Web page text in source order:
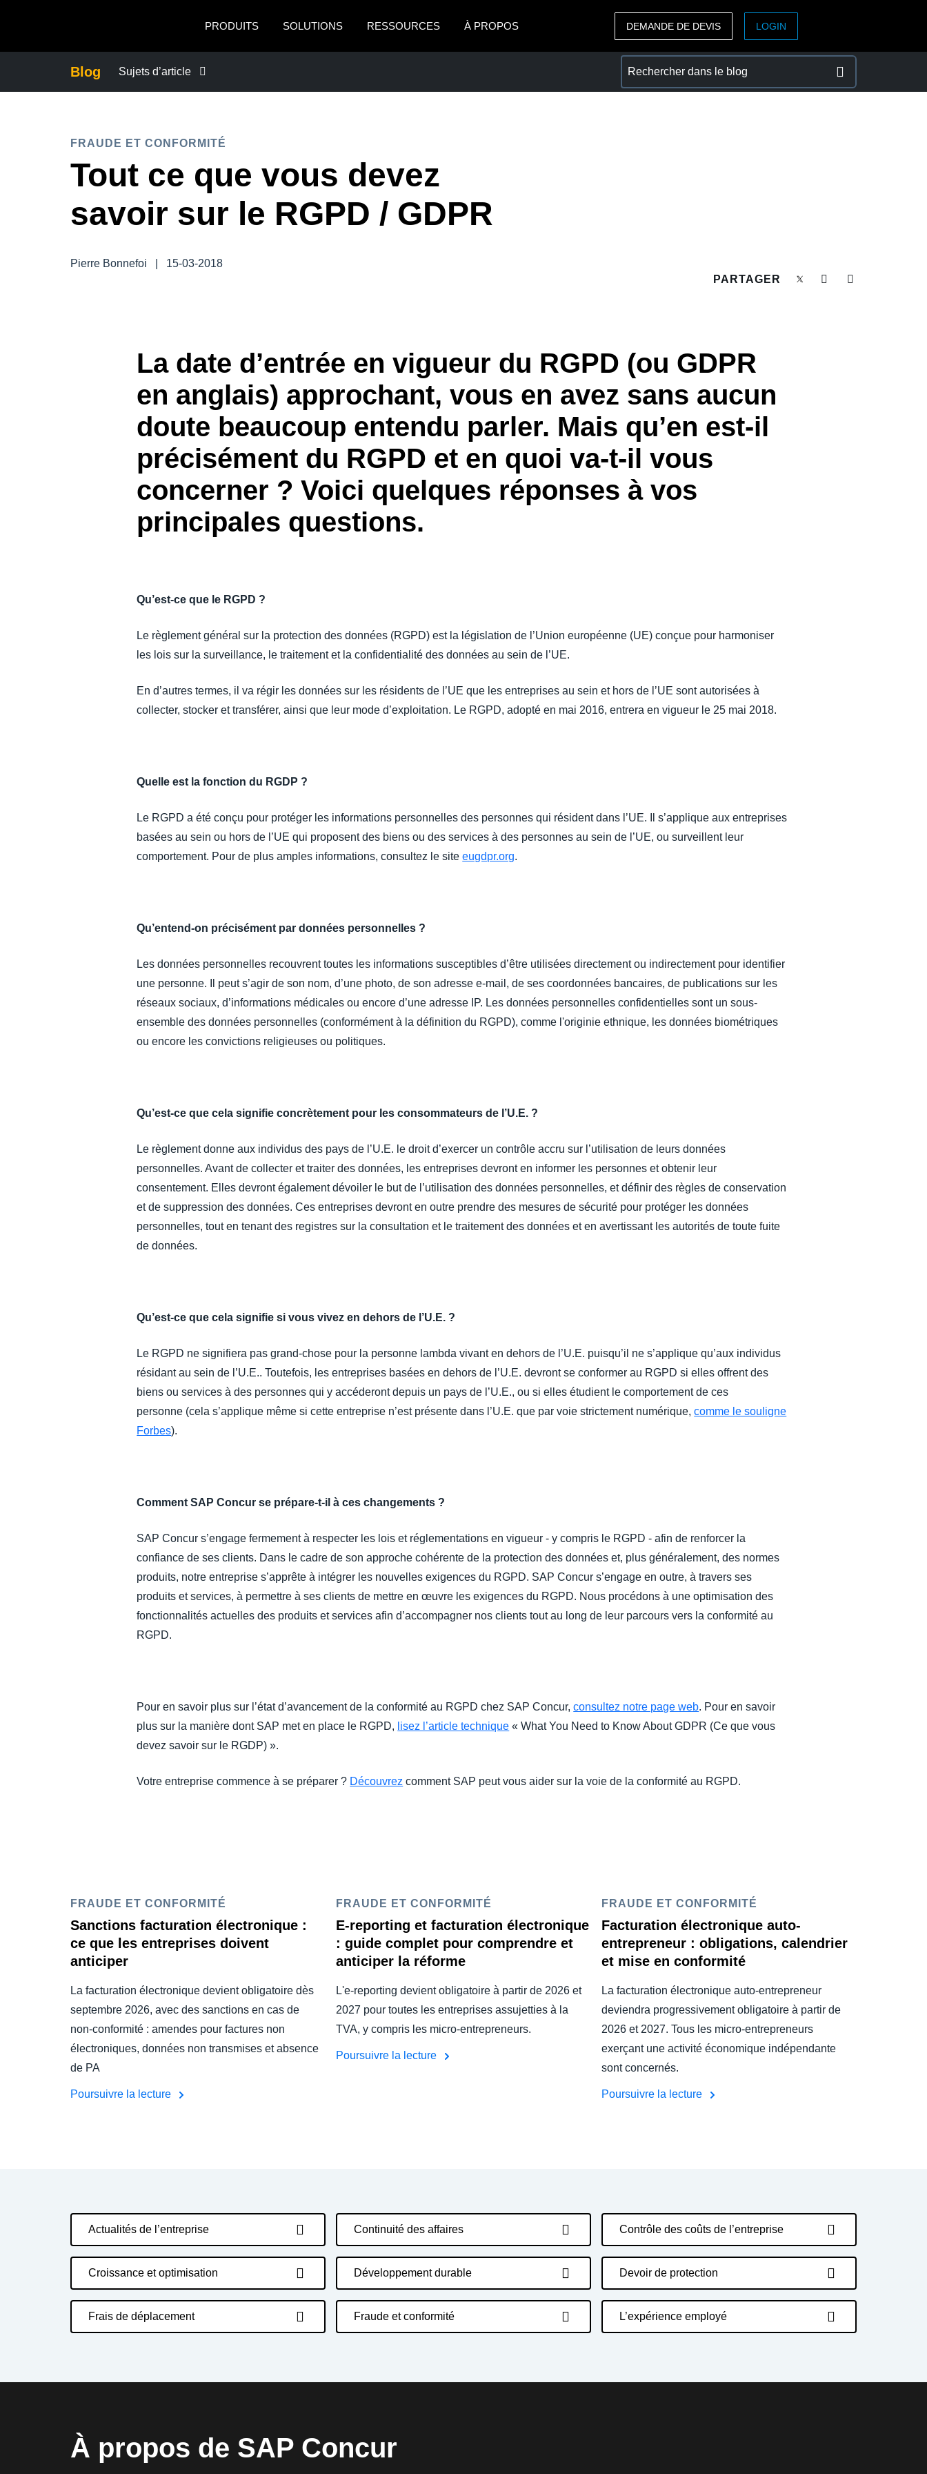
PRODUITS
SOLUTIONS RESSOURCES À PROPOS
México (Español)
Brasil (Português)
España (Español)
ASIA PACIFIC
DEMANDE DE DEVIS LOGIN
Blog Sujets d’article
CONTINUITÉ DES AFFAIRES
CONTRÔLE DES COÛTS DE L’ENTREPRISE
FRAIS DE DÉPLACEMENT
FRAUDE ET CONFORMITÉ
L’EXPÉRIENCE EMPLOYÉ
FRAUDE ET CONFORMITÉ
Tout ce que vous devez
savoir sur le RGPD / GDPR
Pierre Bonnefoi
15-03-2018
PARTAGER
La date d’entrée en vigueur du RGPD (ou GDPR
en anglais) approchant, vous en avez sans aucun
doute beaucoup entendu parler. Mais qu’en est-il
précisément du RGPD et en quoi va-t-il vous
concerner ? Voici quelques réponses à vos
principales questions.
Qu’est-ce que le RGPD ?
Le règlement général sur la protection des données (RGPD) est la législation de l’Union européenne (UE) conçue pour harmoniser
les lois sur la surveillance, le traitement et la confidentialité des données au sein de l’UE.
En d’autres termes, il va régir les données sur les résidents de l’UE que les entreprises au sein et hors de l’UE sont autorisées à
collecter, stocker et transférer, ainsi que leur mode d’exploitation. Le RGPD, adopté en mai 2016, entrera en vigueur le 25 mai 2018.
Quelle est la fonction du RGDP ?
Le RGPD a été conçu pour protéger les informations personnelles des personnes qui résident dans l’UE. Il s’applique aux entreprises
basées au sein ou hors de l’UE qui proposent des biens ou des services à des personnes au sein de l’UE, ou surveillent leur
comportement. Pour de plus amples informations, consultez le siteeugdpr.org.
Qu’entend-on précisément par données personnelles ?
Les données personnelles recouvrent toutes les informations susceptibles d’être utilisées directement ou indirectement pour identifier
une personne. Il peut s’agir de son nom, d’une photo, de son adresse e-mail, de ses coordonnées bancaires, de publications sur les
réseaux sociaux, d’informations médicales ou encore d’une adresse IP. Les données personnelles confidentielles sont un sous-
ensemble des données personnelles (conformément à la définition du RGPD), comme l'originie ethnique, les données biométriques
ou encore les convictions religieuses ou politiques.
Qu’est-ce que cela signifie concrètement pour les consommateurs de l’U.E. ?
Le règlement donne aux individus des pays de l’U.E. le droit d’exercer un contrôle accru sur l’utilisation de leurs données
personnelles. Avant de collecter et traiter des données, les entreprises devront en informer les personnes et obtenir leur
consentement. Elles devront également dévoiler le but de l’utilisation des données personnelles, et définir des règles de conservation
et de suppression des données. Ces entreprises devront en outre prendre des mesures de sécurité pour protéger les données
personnelles, tout en tenant des registres sur la consultation et le traitement des données et en avertissant les autorités de toute fuite
de données.
Qu’est-ce que cela signifie si vous vivez en dehors de l’U.E. ?
Le RGPD ne signifiera pas grand-chose pour la personne lambda vivant en dehors de l’U.E. puisqu’il ne s’applique qu’aux individus
résidant au sein de l’U.E.. Toutefois, les entreprises basées en dehors de l’U.E. devront se conformer au RGPD si elles offrent des
biens ou services à des personnes qui y accéderont depuis un pays de l’U.E., ou si elles étudient le comportement de ces
personne (cela s’applique même si cette entreprise n’est présente dans l’U.E. que par voie strictement numérique,comme le souligne
Forbes).
Comment SAP Concur se prépare-t-il à ces changements ?
SAP Concur s’engage fermement à respecter les lois et réglementations en vigueur - y compris le RGPD - afin de renforcer la
confiance de ses clients. Dans le cadre de son approche cohérente de la protection des données et, plus généralement, des normes
produits, notre entreprise s’apprête à intégrer les nouvelles exigences du RGPD. SAP Concur s’engage en outre, à travers ses
produits et services, à permettre à ses clients de mettre en œuvre les exigences du RGPD. Nous procédons à une optimisation des
fonctionnalités actuelles des produits et services afin d’accompagner nos clients tout au long de leur parcours vers la conformité au
RGPD.
Pour en savoir plus sur l’état d’avancement de la conformité au RGPD chez SAP Concur,consultez notre page web. Pour en savoir
plus sur la manière dont SAP met en place le RGPD, lisez l’article technique « What You Need to Know About GDPR (Ce que vous
devez savoir sur le RGDP) ».
Votre entreprise commence à se préparer ? Découvrez comment SAP peut vous aider sur la voie de la conformité au RGPD.
FRAUDE ET CONFORMITÉ
Sanctions facturation électronique :
ce que les entreprises doivent
anticiper
La facturation électronique devient obligatoire dès
septembre 2026, avec des sanctions en cas de
non‑conformité : amendes pour factures non
électroniques, données non transmises et absence
de PA
Poursuivre la lecture
FRAUDE ET CONFORMITÉ
E-reporting et facturation électronique
: guide complet pour comprendre et
anticiper la réforme
L'e-reporting devient obligatoire à partir de 2026 et
2027 pour toutes les entreprises assujetties à la
TVA, y compris les micro-entrepreneurs.
Poursuivre la lecture
FRAUDE ET CONFORMITÉ
Facturation électronique auto-
entrepreneur : obligations, calendrier
et mise en conformité
La facturation électronique auto-entrepreneur
deviendra progressivement obligatoire à partir de
2026 et 2027. Tous les micro-entrepreneurs
exerçant une activité économique indépendante
sont concernés.
Poursuivre la lecture
Actualités de l’entreprise Continuité des affaires Contrôle des coûts de l’entreprise
Croissance et optimisation Développement durable Devoir de protection
Frais de déplacement Fraude et conformité L’expérience employé
À propos de SAP Concur